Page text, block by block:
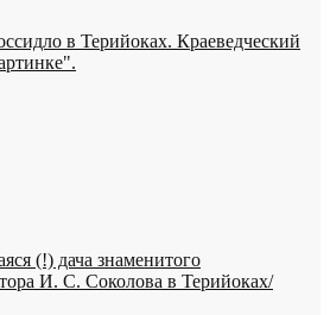
в Терийоках. Краеведческий
(!) дача знаменитого
И. С. Соколова в Терийоках/